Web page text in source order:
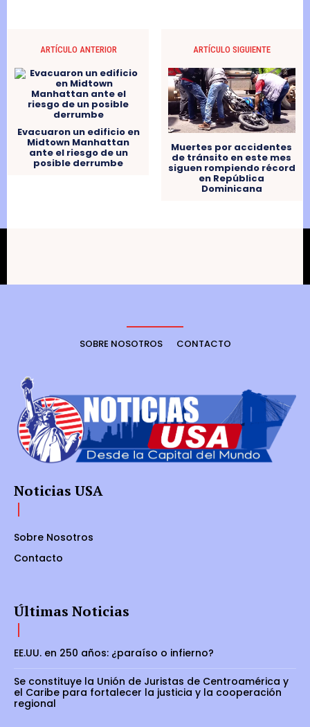
m
p
a
n
t
o
s
q
e
g
r
c
n
s
ARTÍCULO ANTERIOR
Evacuaron un edificio en
Midtown Manhattan
ante el riesgo de un
posible derrumbe
ARTÍCULO SIGUIENTE
Muertes por accidentes
de tránsito en este mes
siguen rompiendo récord
en República
Dominicana
SOBRE NOSOTROS CONTACTO
Noticias USA
Sobre Nosotros
Contacto
Últimas Noticias
EE.UU. en 250 años: ¿paraíso o infierno?
Se constituye la Unión de Juristas de Centroamérica y
el Caribe para fortalecer la justicia y la cooperación
regional